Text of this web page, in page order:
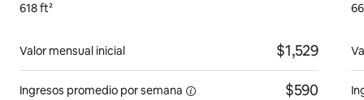
618 ft²
Valor mensual inicial $1,529
Ingresos promedio por semana $590